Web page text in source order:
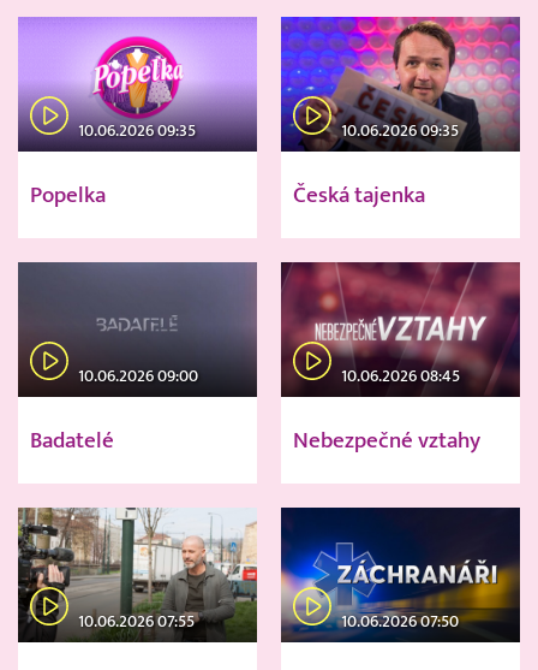
10.06.2026 09:35
Popelka
10.06.2026 09:35
Česká tajenka
10.06.2026 09:00
Badatelé
10.06.2026 08:45
Nebezpečné vztahy
10.06.2026 07:55 10.06.2026 07:50